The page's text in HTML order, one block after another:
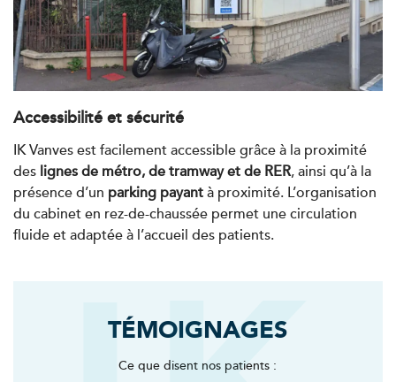
Accessibilité et sécurité
IK Vanves est facilement accessible grâce à la proximité
des lignes de métro, de tramway et de RER, ainsi qu’à la
présence d’un parking payant à proximité. L’organisation
du cabinet en rez-de-chaussée permet une circulation
fluide et adaptée à l’accueil des patients.
TÉMOIGNAGES
Ce que disent nos patients :
28 Rue Velpeau 92160 Antony
28 Rue Velpeau 92160 Antony
01 76 21 71 41
PRENDRE RDV
Koss Paris 8 – Haussmann
PRENDRE RDV
Kinésithérapie